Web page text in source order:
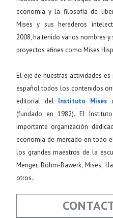
economía y la filosofía de
Mises y sus herederos
2008, ha tenido varios nombres
proyectos afines como Mises
El eje de nuestras actividades
español todos los contenidos
editorial del Instituto Mises
(fundado en 1982). El
importante organización
economía de mercado en todo
los grandes maestros de la
Menger, Böhm-Bawerk, Mises,
otros.